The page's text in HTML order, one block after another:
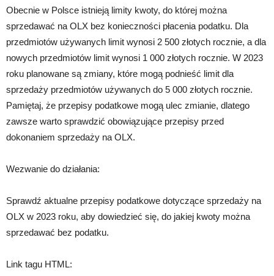
Obecnie w Polsce istnieją limity kwoty, do której można
sprzedawać na OLX bez konieczności płacenia podatku. Dla
przedmiotów używanych limit wynosi 2 500 złotych rocznie, a dla
nowych przedmiotów limit wynosi 1 000 złotych rocznie. W 2023
roku planowane są zmiany, które mogą podnieść limit dla
sprzedaży przedmiotów używanych do 5 000 złotych rocznie.
Pamiętaj, że przepisy podatkowe mogą ulec zmianie, dlatego
zawsze warto sprawdzić obowiązujące przepisy przed
dokonaniem sprzedaży na OLX.
Wezwanie do działania:
Sprawdź aktualne przepisy podatkowe dotyczące sprzedaży na
OLX w 2023 roku, aby dowiedzieć się, do jakiej kwoty można
sprzedawać bez podatku.
Link tagu HTML: